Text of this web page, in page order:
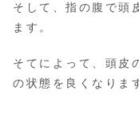
そして、指の腹で頭
ます。
そてによって、頭皮
の状態を良くなりま